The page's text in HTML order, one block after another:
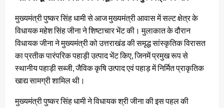
मुख्यमंत्री पुष्कर सिंह धामी से आज मुख्यमंत्री आवास में सल्ट क्षेत्र के
विधायक महेश सिंह जीना ने शिष्टाचार भेंट की। मुलाकात के दौरान
विधायक जीना ने मुख्यमंत्री को उत्तराखंड की समृद्ध सांस्कृतिक विरासत
का प्रतीक पारंपरिक पहाड़ी उत्पाद भेंट किए, जिनमें प्रमुख रूप से
स्थानीय पहाड़ी सब्जी, जैविक कृषि उत्पाद एवं पहाड़ में निर्मित प्राकृतिक
खाद्य सामग्री शामिल थी।
मुख्यमंत्री पुष्कर सिंह धामी ने विधायक श्री जीना की इस पहल की